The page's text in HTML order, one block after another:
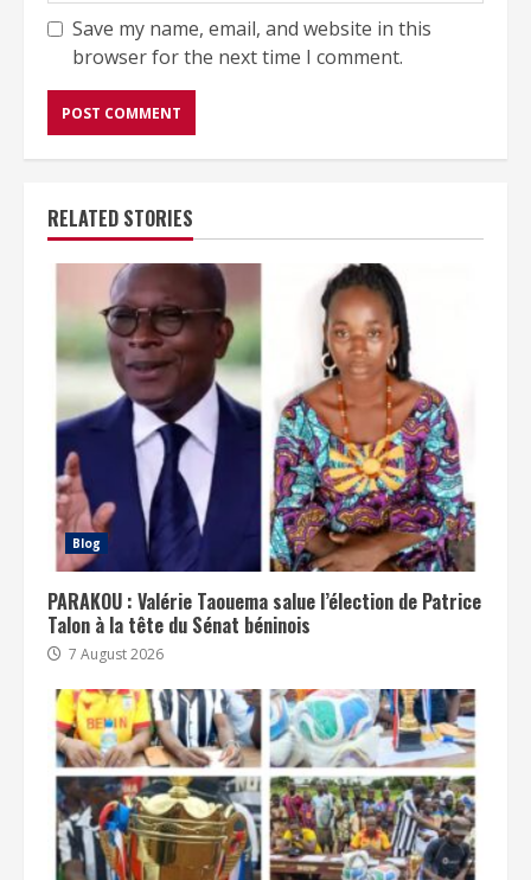
Save my name, email, and website in this
browser for the next time I comment.
RELATED STORIES
Blog
PARAKOU : Valérie Taouema salue l’élection de Patrice
Talon à la tête du Sénat béninois
7 August 2026